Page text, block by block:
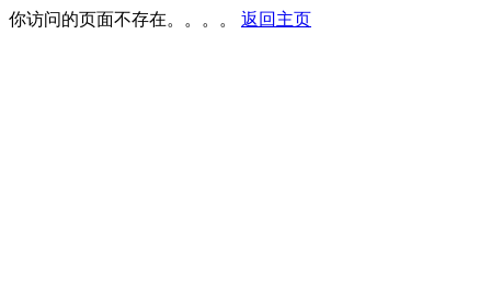
你访问的页面不存在。。。。 返回主页